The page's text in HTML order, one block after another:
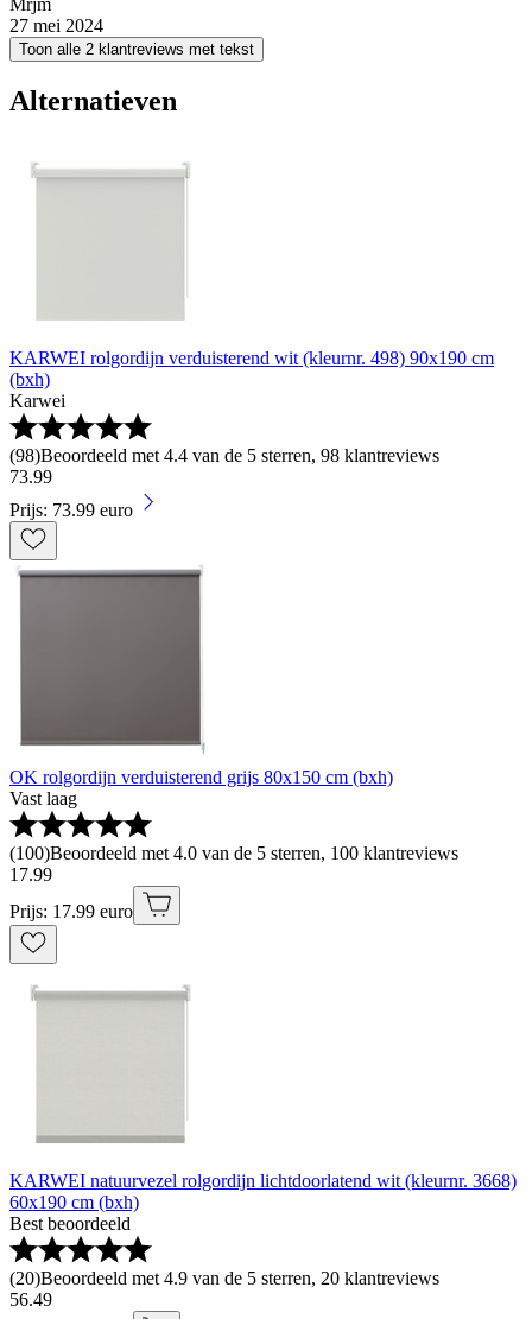
Mrjm
27 mei 2024
Toon alle 2 klantreviews met tekst
Alternatieven
KARWEI rolgordijn verduisterend wit (kleurnr. 498) 90x190 cm
(bxh)
Karwei
(98)Beoordeeld met 4.4 van de 5 sterren, 98 klantreviews
73.99
Prijs: 73.99 euro
OK rolgordijn verduisterend grijs 80x150 cm (bxh)
Vast laag
(100)Beoordeeld met 4.0 van de 5 sterren, 100 klantreviews
17.99
Prijs: 17.99 euro
KARWEI natuurvezel rolgordijn lichtdoorlatend wit (kleurnr. 3668)
60x190 cm (bxh)
Best beoordeeld
(20)Beoordeeld met 4.9 van de 5 sterren, 20 klantreviews
56.49